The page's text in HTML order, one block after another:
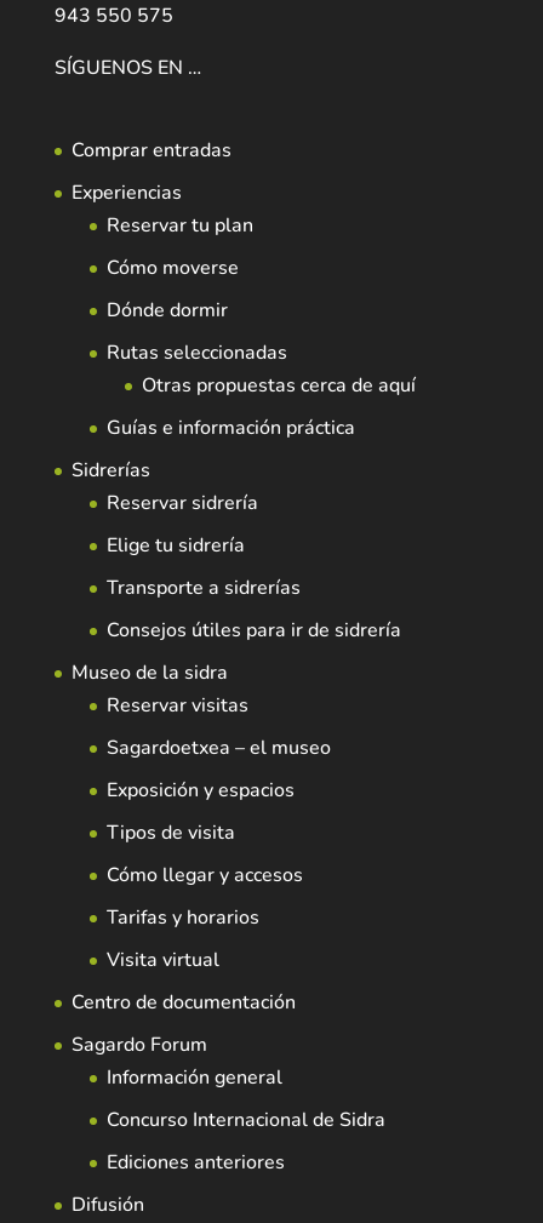
943 550 575
SÍGUENOS EN …
Comprar entradas
Experiencias
Reservar tu plan
Cómo moverse
Dónde dormir
Rutas seleccionadas
Otras propuestas cerca de aquí
Guías e información práctica
Sidrerías
Reservar sidrería
Elige tu sidrería
Transporte a sidrerías
Consejos útiles para ir de sidrería
Museo de la sidra
Reservar visitas
Sagardoetxea – el museo
Exposición y espacios
Tipos de visita
Cómo llegar y accesos
Tarifas y horarios
Visita virtual
Centro de documentación
Sagardo Forum
Información general
Concurso Internacional de Sidra
Ediciones anteriores
Difusión